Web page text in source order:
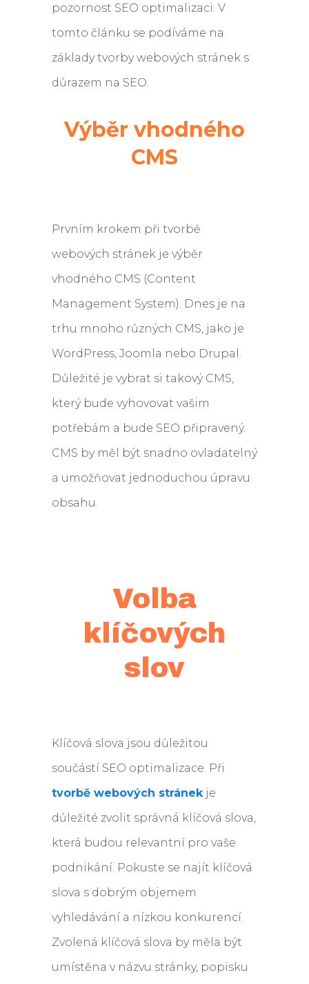
pozornost SEO optimalizaci. V
tomto článku se podíváme na
základy tvorby webových stránek s
důrazem na SEO.
Výběr vhodného
CMS
Prvním krokem při tvorbě
webových stránek je výběr
vhodného CMS (Content
Management System). Dnes je na
trhu mnoho různých CMS, jako je
WordPress, Joomla nebo Drupal.
Důležité je vybrat si takový CMS,
který bude vyhovovat vašim
potřebám a bude SEO připravený.
CMS by měl být snadno ovladatelný
a umožňovat jednoduchou úpravu
obsahu.
Volba
klíčových
slov
Klíčová slova jsou důležitou
součástí SEO optimalizace. Při
tvorbě webových stránekje
důležité zvolit správná klíčová slova,
která budou relevantní pro vaše
podnikání. Pokuste se najít klíčová
slova s dobrým objemem
vyhledávání a nízkou konkurencí.
Zvolená klíčová slova by měla být
umístěna v názvu stránky, popisku